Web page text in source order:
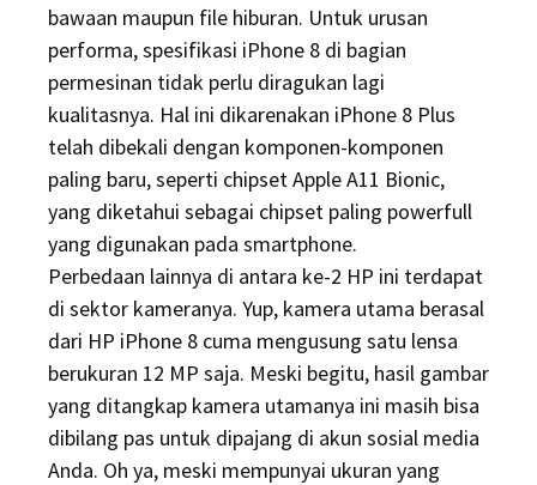
bawaan maupun file hiburan. Untuk urusan
performa, spesifikasi iPhone 8 di bagian
permesinan tidak perlu diragukan lagi
kualitasnya. Hal ini dikarenakan iPhone 8 Plus
telah dibekali dengan komponen-komponen
paling baru, seperti chipset Apple A11 Bionic,
yang diketahui sebagai chipset paling powerfull
yang digunakan pada smartphone.
Perbedaan lainnya di antara ke-2 HP ini terdapat
di sektor kameranya. Yup, kamera utama berasal
dari HP iPhone 8 cuma mengusung satu lensa
berukuran 12 MP saja. Meski begitu, hasil gambar
yang ditangkap kamera utamanya ini masih bisa
dibilang pas untuk dipajang di akun sosial media
Anda. Oh ya, meski mempunyai ukuran yang